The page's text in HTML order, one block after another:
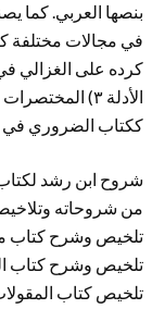
كرده على الغزالي
الأدلة ٣)
ككتاب الضروري في
شروح ابن رشد
من شروحاته
تلخيص وشرح كتاب ما
تلخيص وشرح كتاب
تلخيص كتاب